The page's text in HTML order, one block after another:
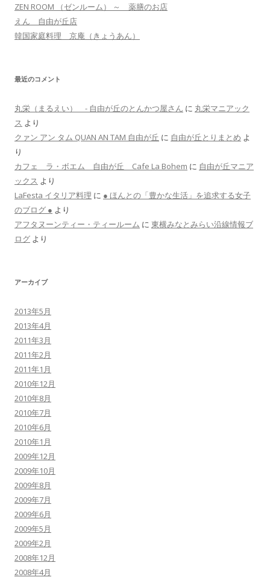
ZEN ROOM （ゼンルーム） ～ 薬膳のお店
えん 自由が丘店
韓国家庭料理 京庵（きょうあん）
最近のコメント
丸栄（まるえい） - 自由が丘のとんかつ屋さん に 丸栄マニアック
ス より
クァン アン タム QUAN AN TAM 自由が丘 に 自由が丘とりまとめ よ
り
カフェ ラ・ボエム 自由が丘 Cafe La Bohem に 自由が丘マニア
ックス より
LaFesta イタリア料理 に ● ほんとの「豊かな生活」を追求する女子
のブログ ● より
アフタヌーンティー・ティールーム に 東横みなとみらい沿線情報ブ
ログ より
アーカイブ
2013年5月
2013年4月
2011年3月
2011年2月
2011年1月
2010年12月
2010年8月
2010年7月
2010年6月
2010年1月
2009年12月
2009年10月
2009年8月
2009年7月
2009年6月
2009年5月
2009年2月
2008年12月
2008年4月